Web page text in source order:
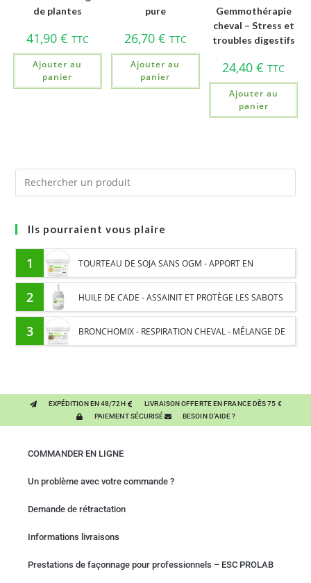
de plantes
41,90 € TTC
Ajouter au
panier
pure
26,70 € TTC
Ajouter au
panier
Gemmothérapie
cheval – Stress et
troubles digestifs
24,40€ TTC
Ajouter au
panier
Ils pourraient vous plaire
1 TOURTEAU DE SOJA SANS OGM - APPORT EN
PROTÉINES ET SOUTIEN ÉNERGÉTIQUE POUR CHEVAUX
2 HUILE DE CADE - ASSAINIT ET PROTÈGE LES SABOTS
DE L’HUMIDITÉ
3 BRONCHOMIX - RESPIRATION CHEVAL - MÉLANGE DE
EXPÉDITION EN 48/72H
LIVRAISON OFFERTE EN FRANCE DÈS 75 €
PAIEMENT SÉCURISÉ
BESOIN D'AIDE ?
COMMANDER EN LIGNE
Un problème avec votre commande ?
Demande de rétractation
Informations livraisons
Prestations de façonnage pour professionnels – ESC PROLAB